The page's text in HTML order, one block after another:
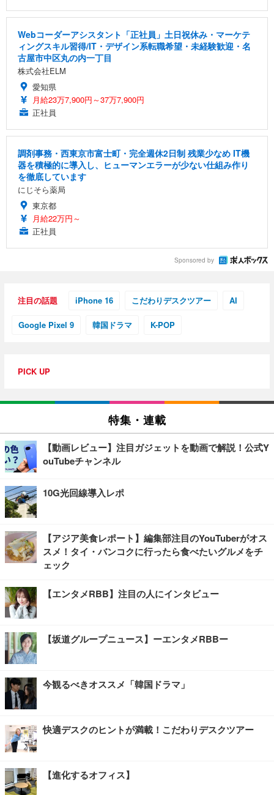
Webコーダーアシスタント「正社員」土日祝休み・マーケテ
ィングスキル習得/IT・デザイン系転職希望・未経験歓迎・名
古屋市中区丸の内一丁目
株式会社ELM
愛知県
月給23万7,900円～37万7,900円
正社員
調剤事務・西東京市富士町・完全週休2日制 残業少なめ IT機
器を積極的に導入し、ヒューマンエラーが少ない仕組み作り
を徹底しています
にじそら薬局
東京都
月給22万円～
正社員
Sponsored by
注目の話題 iPhone 16 こだわりデスクツアー AI
Google Pixel 9 韓国ドラマ K-POP
PICK UP
特集・連載
【動画レビュー】注目ガジェットを動画で解説！公式Y
ouTubeチャンネル
10G光回線導入レポ
【アジア美食レポート】編集部注目のYouTuberがオス
スメ！タイ・バンコクに行ったら食べたいグルメをチ
ェック
【エンタメRBB】注目の人にインタビュー
【坂道グループニュース】ーエンタメRBBー
今観るべきオススメ「韓国ドラマ」
快適デスクのヒントが満載！こだわりデスクツアー
【進化するオフィス】